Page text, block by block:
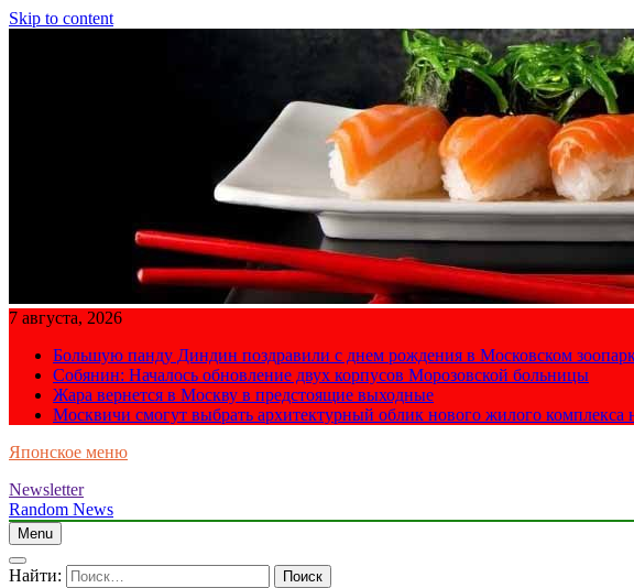
Skip to content
7 августа, 2026
Большую панду Диндин поздравили с днем рождения в Московском
Собянин: Началось обновление двух корпусов Морозовской больницы
Жара вернется в Москву в предстоящие выходные
Москвичи смогут выбрать архитектурный облик нового жилого комплекса
Японское меню
Newsletter
Random News
Menu
Найти: